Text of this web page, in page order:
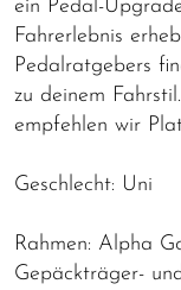
ein Pedal-
Fahrerlebnis
Pedalratgebers
zu deinem
empfehlen wir
Geschlecht: Uni
Rahmen: Alpha
Gepäckträger-